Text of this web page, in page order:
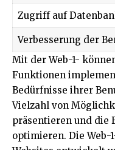
Zugriff auf
Verbesserung der
Mit der Web-1-
Funktionen
Bedürfnisse ihrer
Vielzahl von
präsentieren und die
optimieren. Die Web-